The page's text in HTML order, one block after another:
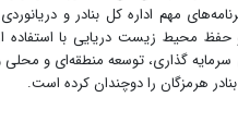
مهم اداره کل بنادر و
حفظ محیط زیست دریایی با استفاده
گذاری، توسعه منطقه‌ای و محلی و
هرمزگان را دوچندان کرده است.